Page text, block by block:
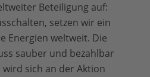
Beteiligung auf:
setzen wir ein
Energien weltweit. Die
sauber und bezahlbar
wird sich an der Aktion